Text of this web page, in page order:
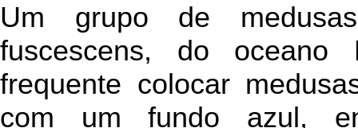
Um grupo de
fuscescens, do
frequente colocar
com um fundo azul,